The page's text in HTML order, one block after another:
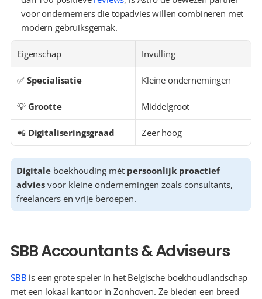
voor ondernemers die topadvies willen combineren met
modern gebruiksgemak.
Eigenschap Invulling
✅ Specialisatie Kleine ondernemingen
💡 Grootte Middelgroot
📲 Digitaliseringsgraad Zeer hoog
Digitale boekhouding mét persoonlijk proactief
advies voor kleine ondernemingen zoals consultants,
freelancers en vrije beroepen.
SBB Accountants & Adviseurs
SBB is een grote speler in het Belgische boekhoudlandschap
met een lokaal kantoor in Zonhoven. Ze bieden een breed